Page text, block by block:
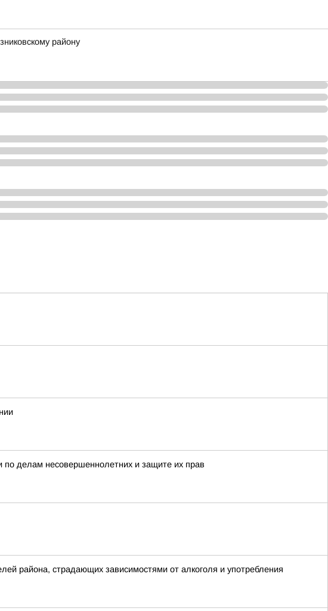
району
делам несовершеннолетних и защите их прав
района, страдающих зависимостями от алкоголя и употребления